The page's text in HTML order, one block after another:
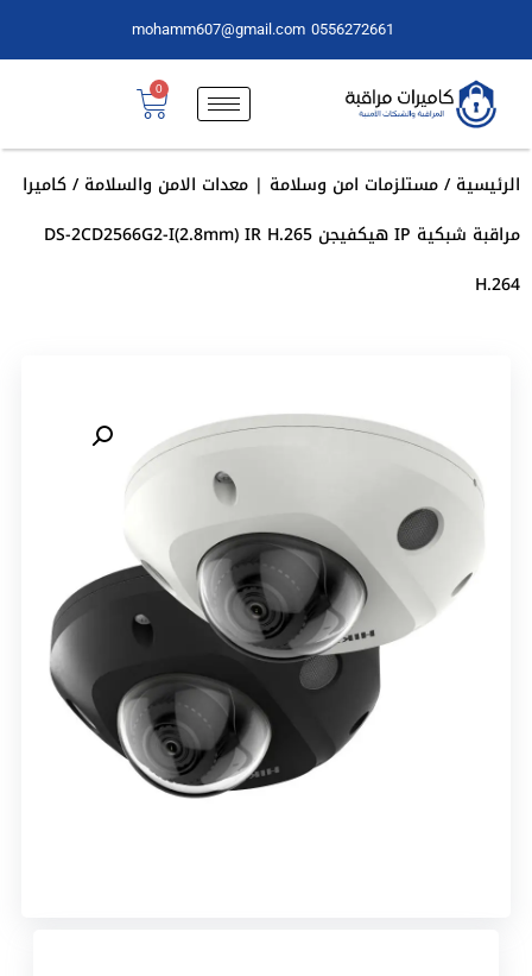
0556272661
mohamm607@gmail.com
0
الرئيسية/مستلزمات امن وسلامة | معدات الامن والسلامة/ كاميرا
مراقبة شبكية IP هيكفيجن DS-2CD2566G2-I(2.8mm) IR H.265
H.264